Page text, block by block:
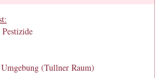
(Tullner Raum)